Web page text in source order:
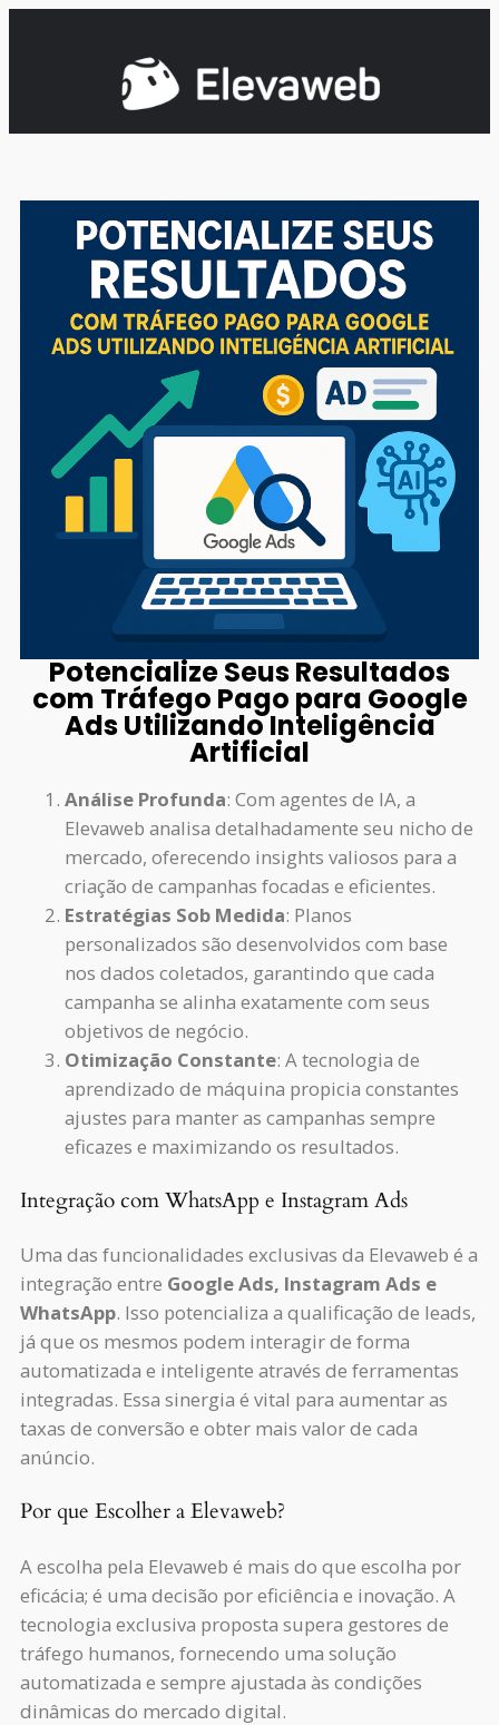
Potencialize Seus Resultados
com Tráfego Pago para Google
Ads Utilizando Inteligência
Artificial
Análise Profunda: Com agentes de IA, a
Elevaweb analisa detalhadamente seu nicho de
mercado, oferecendo insights valiosos para a
criação de campanhas focadas e eficientes.
Estratégias Sob Medida: Planos
personalizados são desenvolvidos com base
nos dados coletados, garantindo que cada
campanha se alinha exatamente com seus
objetivos de negócio.
Otimização Constante: A tecnologia de
aprendizado de máquina propicia constantes
ajustes para manter as campanhas sempre
eficazes e maximizando os resultados.
Integração com WhatsApp e Instagram Ads
Uma das funcionalidades exclusivas da Elevaweb é a
integração entre Google Ads, Instagram Ads e
WhatsApp. Isso potencializa a qualificação de leads,
já que os mesmos podem interagir de forma
automatizada e inteligente através de ferramentas
integradas. Essa sinergia é vital para aumentar as
taxas de conversão e obter mais valor de cada
anúncio.
Por que Escolher a Elevaweb?
A escolha pela Elevaweb é mais do que escolha por
eficácia; é uma decisão por eficiência e inovação. A
tecnologia exclusiva proposta supera gestores de
tráfego humanos, fornecendo uma solução
automatizada e sempre ajustada às condições
dinâmicas do mercado digital.